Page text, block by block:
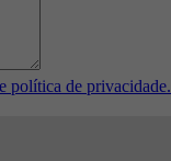
política de privacidade.